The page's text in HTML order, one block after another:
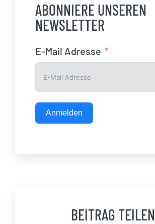
ABONNIERE UNSEREN
NEWSLETTER
E-Mail Adresse
Anmelden
BEITRAG TEILEN